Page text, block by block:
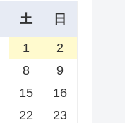
土 日
1
2
8
9
15
16
22
23